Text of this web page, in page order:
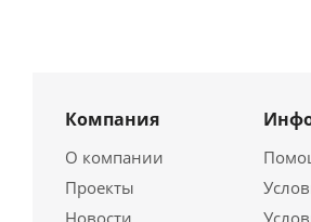
Компания
О компании
Проекты
Новости